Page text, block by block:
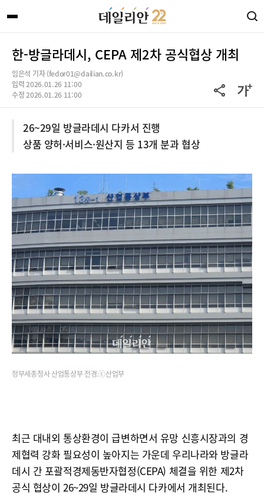
한-방글라데시, CEPA 제2차 공식협상 개최
임은석 기자 (fedor01@dailian.co.kr)
입력 2026.01.26 11:00
수정 2026.01.26 11:00
26~29일 방글라데시 다카서 진행
상품 양허·서비스·원산지 등 13개 분과 협상
정부세종청사 산업통상부 전경.ⓒ산업부
최근 대내외 통상환경이 급변하면서 유망 신흥시장과의 경
제협력 강화 필요성이 높아지는 가운데 우리나라와 방글라
데시 간 포괄적경제동반자협정(CEPA) 체결을 위한 제2차
공식 협상이 26~29일 방글라데시 다카에서 개최된다.